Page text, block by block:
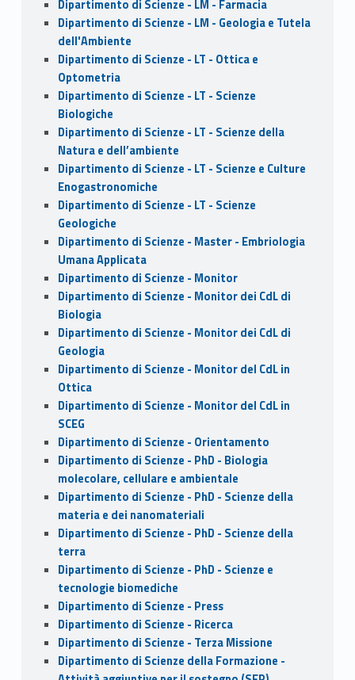
Dipartimento di Scienze - LM - Farmacia
Dipartimento di Scienze - LM - Geologia e Tutela
dell'Ambiente
Dipartimento di Scienze - LT - Ottica e
Optometria
Dipartimento di Scienze - LT - Scienze
Biologiche
Dipartimento di Scienze - LT - Scienze della
Natura e dell’ambiente
Dipartimento di Scienze - LT - Scienze e Culture
Enogastronomiche
Dipartimento di Scienze - LT - Scienze
Geologiche
Dipartimento di Scienze - Master - Embriologia
Umana Applicata
Dipartimento di Scienze - Monitor
Dipartimento di Scienze - Monitor dei CdL di
Biologia
Dipartimento di Scienze - Monitor dei CdL di
Geologia
Dipartimento di Scienze - Monitor del CdL in
Ottica
Dipartimento di Scienze - Monitor del CdL in
SCEG
Dipartimento di Scienze - Orientamento
Dipartimento di Scienze - PhD - Biologia
molecolare, cellulare e ambientale
Dipartimento di Scienze - PhD - Scienze della
materia e dei nanomateriali
Dipartimento di Scienze - PhD - Scienze della
terra
Dipartimento di Scienze - PhD - Scienze e
tecnologie biomediche
Dipartimento di Scienze - Press
Dipartimento di Scienze - Ricerca
Dipartimento di Scienze - Terza Missione
Dipartimento di Scienze della Formazione -